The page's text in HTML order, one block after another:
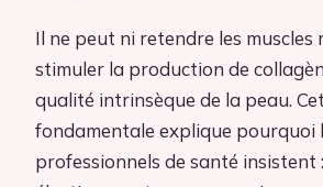
Il ne peut ni retendre les muscles
stimuler la production de
qualité intrinsèque de la peau.
fondamentale explique pourquoi
professionnels de santé insistent